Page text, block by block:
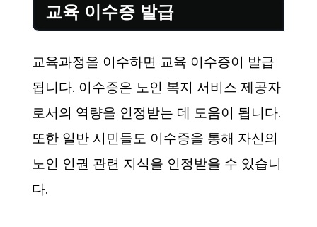
교육 이수증 발급
교육과정을 이수하면 교육 이수증이 발급
됩니다. 이수증은 노인 복지 서비스 제공자
로서의 역량을 인정받는 데 도움이 됩니다.
또한 일반 시민들도 이수증을 통해 자신의
노인 인권 관련 지식을 인정받을 수 있습니
다.